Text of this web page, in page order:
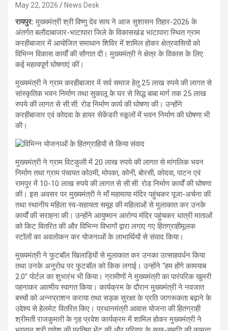
May 22, 2026 News Desk
रायपुर:मुख्यमंत्री श्री विष्णु देव साय ने आज सुशासन तिहार-2026 के
अंतर्गत बलौदाबाजार-भाटापारा जिले के विकासखंड भाटापारा स्थित ग्राम
करहीबाजार में आयोजित समाधान शिविर में शामिल होकर क्षेत्रवासियों को
विभिन्न विकास कार्यों की सौगात दी। मुख्यमंत्री ने क्षेत्र के विकास के लिए
कई महत्वपूर्ण घोषणाएं कीं।
मुख्यमंत्री ने ग्राम करहीबाजार में सर्व समाज हेतु 25 लाख रुपये की लागत से
सांस्कृतिक भवन निर्माण तथा सुकालू के घर से सिद्ध बाबा मार्ग तक 25 लाख
रुपये की लागत से सी.सी. रोड निर्माण कार्य की घोषणा की। उन्होंने
करहीबाजार एवं कोदवा के हायर सेकेंडरी स्कूलों में भवन निर्माण की घोषणा भी
की।
मुख्यमंत्री ने ग्राम विटकुली में 20 लाख रुपये की लागत से मांगलिक भवन
निर्माण तथा ग्राम पंचायत कोठमी, मोपका, कोनी, बोरसी, कोदवा, पाटन एवं
रामपुर में 10-10 लाख रुपये की लागत से सी.सी. रोड निर्माण कार्यों की घोषणा
की। इस अवसर पर मुख्यमंत्री ने माँ महामाया मंदिर पहुंचकर पूजा-अर्चना की
तथा स्थानीय महिला स्व-सहायता समूह की महिलाओं से मुलाकात कर उनके
कार्यों की सराहना की। उन्होंने आयुष्मान आरोग्य मंदिर पहुंचकर धात्री माताओं
को किट वितरित की और विभिन्न विभागों द्वारा लगाए गए हितग्राहीमूलक
स्टॉलों का अवलोकन कर योजनाओं के लाभार्थियों से संवाद किया।
मुख्यमंत्री ने फुटबॉल खिलाड़ियों से मुलाकात कर उनका उत्साहवर्धन किया
तथा उनके अनुरोध पर फुटबॉल को किक लगाई। उन्होंने “हम होंगे कामयाब
2.0” पोर्टल का शुभारंभ भी किया। ग्रामीणों ने मुख्यमंत्री का पारंपरिक खुमरी
पहनाकर आत्मीय स्वागत किया। कार्यक्रम के दौरान मुख्यमंत्री ने नवजात
बच्चों को अन्नप्राशन कराया तथा सड़क सुरक्षा के प्रति जागरूकता बढ़ाने के
उद्देश्य से हेलमेट वितरित किए। प्रधानमंत्री आवास योजना की हितग्राही
श्रीमती राजकुमारी के गृह प्रवेश कार्यक्रम में शामिल होकर मुख्यमंत्री ने